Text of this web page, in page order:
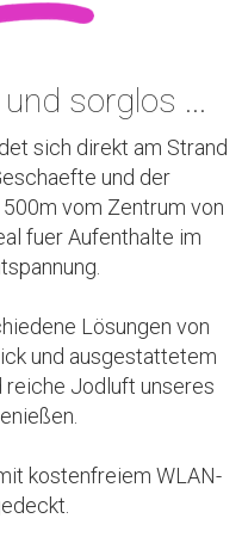
sorglos ...
sich direkt am Strand
und der
vom Zentrum von
fuer Aufenthalte im
Lösungen von
und ausgestattetem
reiche Jodluft unseres
kostenfreiem WLAN-